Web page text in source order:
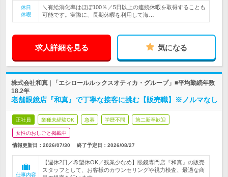
休日
休暇
＼有給消化率はほぼ100％／5日以上の連続休暇を取得することも
可能です。実際に、長期休暇を利用して海…
求人詳細を見る 気になる
株式会社和真 | 「エシロールルックスオティカ・グループ」■平均勤続年数
18.2年
老舗眼鏡店『和真』で丁寧な接客に挑む【販売職】※ノルマなし
正社員 業種未経験OK 急募 学歴不問 第二新卒歓迎
女性のおしごと掲載中
情報更新日：2026/07/30 終了予定日： 2026/08/27
仕事内容
【週休2日／希望休OK／残業少なめ】眼鏡専門店『和真』の販売
スタッフとして、お客様のカウンセリングや視力検査、最適な商